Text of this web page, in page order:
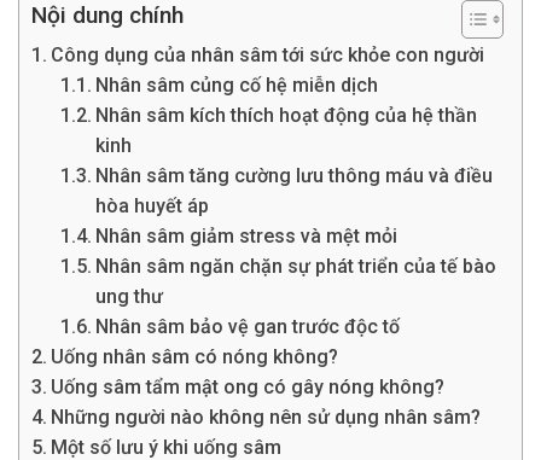
Nội dung chính
Công dụng của nhân sâm tới sức khỏe con người
Nhân sâm củng cố hệ miễn dịch
Nhân sâm kích thích hoạt động của hệ thần
kinh
Nhân sâm tăng cường lưu thông máu và điều
hòa huyết áp
Nhân sâm giảm stress và mệt mỏi
Nhân sâm ngăn chặn sự phát triển của tế bào
ung thư
Nhân sâm bảo vệ gan trước độc tố
Uống nhân sâm có nóng không?
Uống sâm tẩm mật ong có gây nóng không?
Những người nào không nên sử dụng nhân sâm?
Một số lưu ý khi uống sâm